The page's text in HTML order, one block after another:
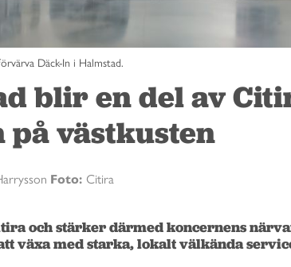
Däck-In i Halmstad.
blir en del av
västkusten
Foto: Citira
och stärker därmed koncernens
växa med starka, lokalt välkända